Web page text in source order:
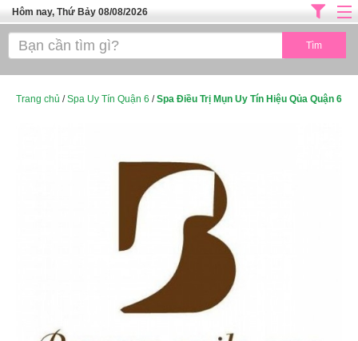
Hôm nay, Thứ Bảy 08/08/2026
Trang chủ
SPA TPHCM
Trang chủ /Spa Uy Tín Quận 6 /Spa Điều Trị Mụn Uy Tín Hiệu Qủa Quận 6